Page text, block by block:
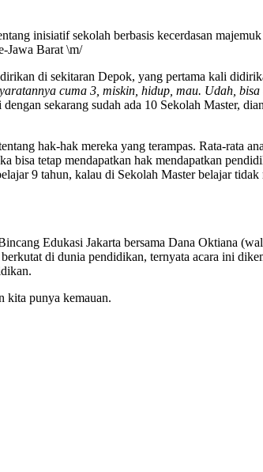
inisiatif sekolah berbasis kecerdasan
Jawa Barat \m/
di sekitaran Depok, yang pertama kali
cuma 3, miskin, hidup, mau. Udah,
sekarang sudah ada 10 Sekolah Master,
hak-hak mereka yang terampas. Rata-rata
bisa tetap mendapatkan hak mendapatkan
9 tahun, kalau di Sekolah Master belajar tidak
Edukasi Jakarta bersama Dana Oktiana
di dunia pendidikan, ternyata acara ini
kita punya kemauan.